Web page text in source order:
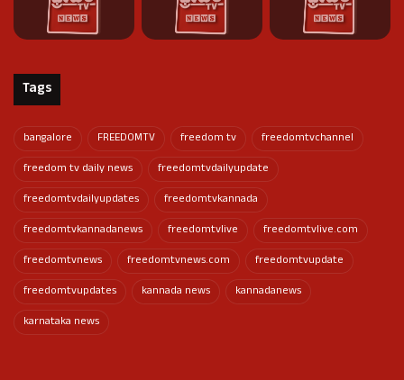
Tags
bangalore FREEDOMTV freedom tv
freedomtvchannel
freedom tv daily news
freedomtvdailyupdate
freedomtvdailyupdates
freedomtvkannada
freedomtvkannadanews
freedomtvlive
freedomtvlive.com
freedomtvnews
freedomtvnews.com
freedomtvupdate
freedomtvupdates
kannada news
kannadanews
karnataka news